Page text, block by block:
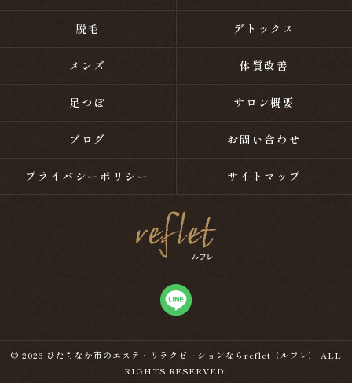
脱毛 デトックス
メンズ 体質改善
足つぼ サロン概要
ブログ お問い合わせ
プライバシーポリシー サイトマップ
© 2026 ひたちなか市のエステ・リラクゼーションならreflet（ルフレ） ALL
RIGHTS RESERVED.